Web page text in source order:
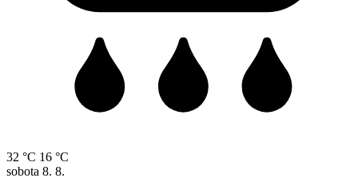
32 °C 16 °C
sobota 8. 8.